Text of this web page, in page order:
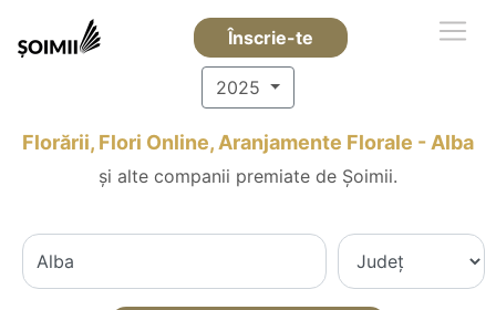
Înscrie-te
2025
Florării, Flori Online, Aranjamente Florale - Alba
și alte companii premiate de Șoimii.